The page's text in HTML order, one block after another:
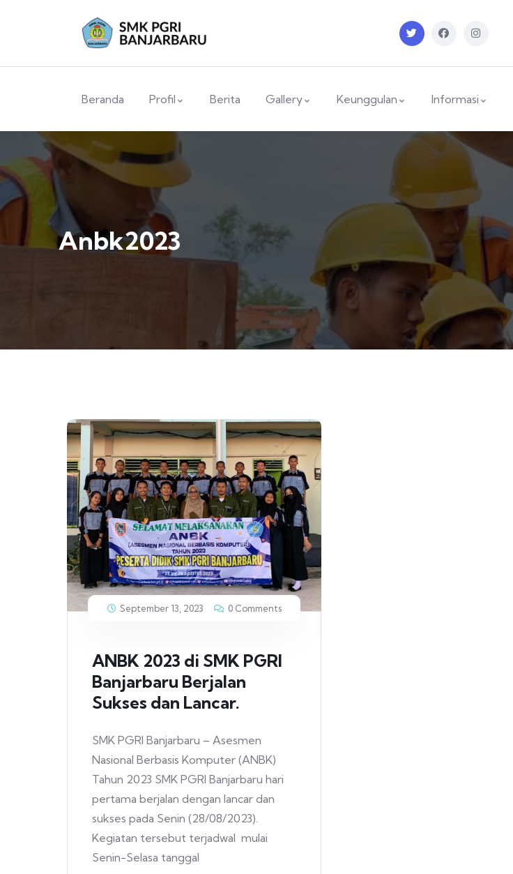
Beranda Profil Berita Gallery Keunggulan Informasi
Anbk2023
September 13, 2023 0 Comments
ANBK 2023 di SMK PGRI
Banjarbaru Berjalan
Sukses dan Lancar.
SMK PGRI Banjarbaru – Asesmen
Nasional Berbasis Komputer (ANBK)
Tahun 2023 SMK PGRI Banjarbaru hari
pertama berjalan dengan lancar dan
sukses pada Senin (28/08/2023).
Kegiatan tersebut terjadwal mulai
Senin-Selasa tanggal